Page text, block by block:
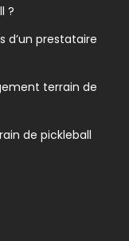
?
prestataire
terrain de
de pickleball